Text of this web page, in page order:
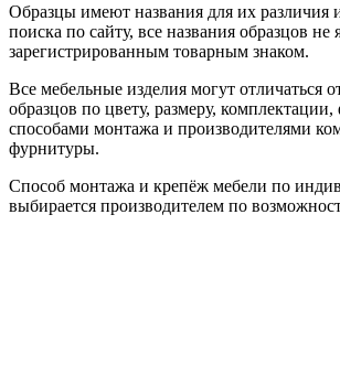
Образцы имеют названия для их различия
поиска по сайту, все названия образцов не
зарегистрированным товарным знаком.
Все мебельные изделия могут отличаться
образцов по цвету, размеру,
способами монтажа и производителями
фурнитуры.
Способ монтажа и крепёж мебели по
выбирается производителем по